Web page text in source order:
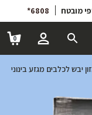
מובטח 6808*
0
יבש לכלבים מגזע בינוני